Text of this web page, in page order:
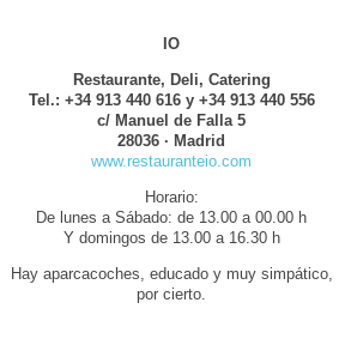
IO
Restaurante, Deli, Catering
Tel.: +34 913 440 616 y +34 913 440 556
c/ Manuel de Falla 5
28036 · Madrid
www.restauranteio.com
Horario:
De lunes a Sábado: de 13.00 a 00.00 h
Y domingos de 13.00 a 16.30 h
Hay aparcacoches, educado y muy simpático,
por cierto.